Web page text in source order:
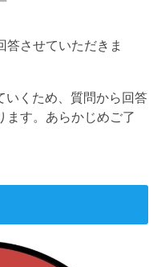
答させていただきま
いくため、質問から回答
ます。あらかじめご了